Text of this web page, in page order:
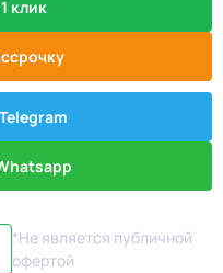
клик
*Не является публичной
офертой